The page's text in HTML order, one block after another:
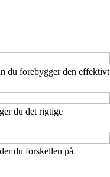
du forebygger den effektivt
du det rigtige
du forskellen på